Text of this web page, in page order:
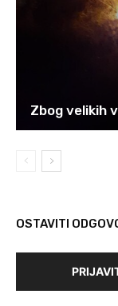
Zbog velikih
OSTAVITI